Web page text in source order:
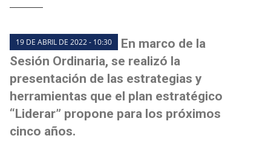
19 DE ABRIL DE 2022 - 10:30
En marco de la
Sesión Ordinaria, se realizó la
presentación de las estrategias y
herramientas que el plan estratégico
“Liderar” propone para los próximos
cinco años.